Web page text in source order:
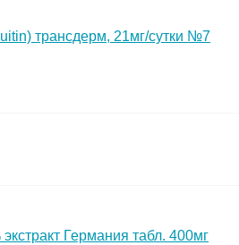
трансдерм, 21мг/сутки №7
Германия табл. 400мг